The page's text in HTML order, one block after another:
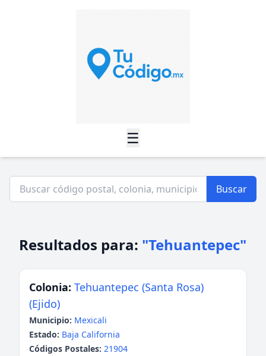
☰
Buscar
Resultados para: "Tehuantepec"
Colonia: Tehuantepec (Santa Rosa)
(Ejido)
Municipio: Mexicali
Estado: Baja California
Códigos Postales: 21904